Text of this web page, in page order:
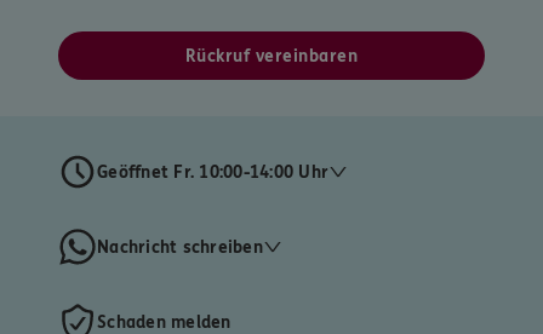
Rückruf vereinbaren
Geöffnet Fr. 10:00-14:00 Uhr
Nachricht schreiben
Schaden melden